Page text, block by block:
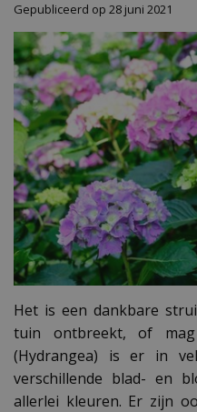
Gepubliceerd op 28 juni 2021
Het is een dankbare
tuin ontbreekt, of
(Hydrangea) is er in
verschillende blad- en
allerlei kleuren. Er zijn